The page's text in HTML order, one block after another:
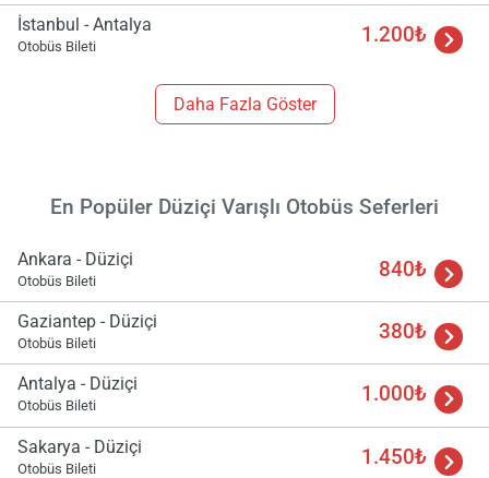
İstanbul - Antalya
Otobüs Bileti 1.200₺
Daha Fazla Göster
En Popüler Düziçi Varışlı Otobüs Seferleri
Ankara - Düziçi
Otobüs Bileti 840₺
Gaziantep - Düziçi
Otobüs Bileti 380₺
Antalya - Düziçi
Otobüs Bileti 1.000₺
Sakarya - Düziçi
Otobüs Bileti 1.450₺